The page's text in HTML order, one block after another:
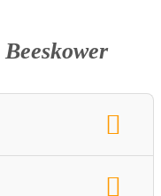
Beeskower